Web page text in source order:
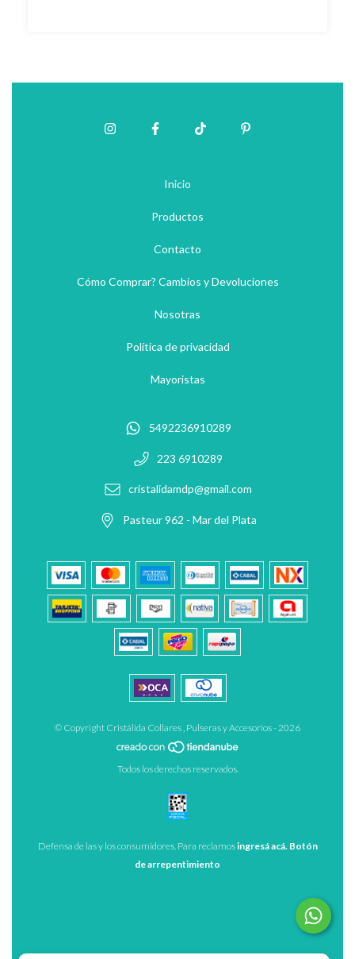
Inicio
Productos
Contacto
Cómo Comprar? Cambios y Devoluciones
Nosotras
Política de privacidad
Mayoristas
5492236910289
223 6910289
cristalidamdp@gmail.com
Pasteur 962 - Mar del Plata
© Copyright Cristálida Collares , Pulseras y Accesorios - 2026
Todos los derechos reservados.
Defensa de las y los consumidores. Para reclamosingresá acá. Botón
de arrepentimiento